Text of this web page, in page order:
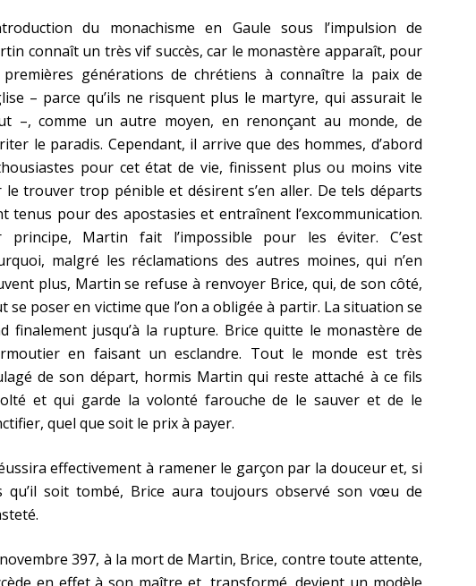
du monachisme en Gaule sous l’impulsion de
connaît un très vif succès, car le monastère apparaît, pour
premières générations de chrétiens à connaître la paix de
– parce qu’ils ne risquent plus le martyre, qui assurait le
–, comme un autre moyen, en renonçant au monde, de
le paradis. Cependant, il arrive que des hommes, d’abord
pour cet état de vie, finissent plus ou moins vite
le trouver trop pénible et désirent s’en aller. De tels départs
tenus pour des apostasies et entraînent l’excommunication.
principe, Martin fait l’impossible pour les éviter. C’est
malgré les réclamations des autres moines, qui n’en
plus, Martin se refuse à renvoyer Brice, qui, de son côté,
se poser en victime que l’on a obligée à partir. La situation se
finalement jusqu’à la rupture. Brice quitte le monastère de
en faisant un esclandre. Tout le monde est très
de son départ, hormis Martin qui reste attaché à ce fils
et qui garde la volonté farouche de le sauver et de le
quel que soit le prix à payer.
effectivement à ramener le garçon par la douceur et, si
qu’il soit tombé, Brice aura toujours observé son vœu de
397, à la mort de Martin, Brice, contre toute attente,